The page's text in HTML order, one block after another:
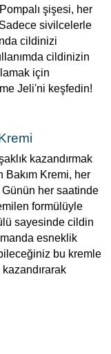
şişesi, her
sivilcelerle
cildinizi
cildinizin
için
Jeli'ni keşfedin!
kazandırmak
Bakım Kremi, her
her saatinde
formülüyle
sayesinde cildin
esneklik
bu kremle